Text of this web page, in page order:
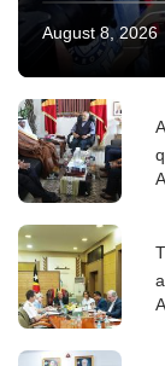
August 8, 2026